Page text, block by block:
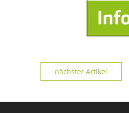
nächster Artikel